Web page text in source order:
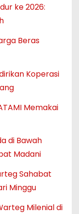
ke 2026:
Beras
Koperasi
Memakai
di Bawah
Madani
Sahabat
Minggu
Milenial di